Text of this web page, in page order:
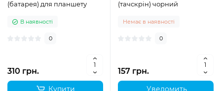
(батарея) для планшету
В наявності
0
310 грн.
Купити
(тачскрін) чорний
Немає в наявності
0
157 грн.
Уведомить